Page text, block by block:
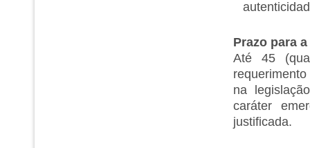
Prazo para
Até 45
na
caráter
justificada.